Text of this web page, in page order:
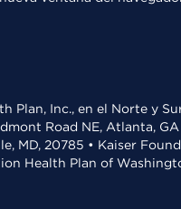
Plan, Inc., en el Norte y
Road NE, Atlanta,
MD, 20785 • Kaiser
Health Plan of